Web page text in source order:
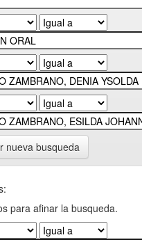
nueva busqueda
para afinar la busqueda.